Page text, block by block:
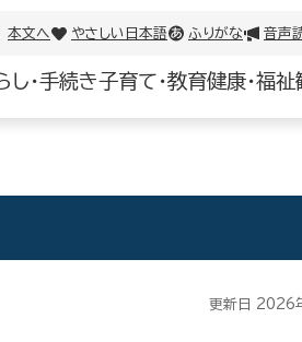
本文へ やさしい日本語 ふりがな 音声
し・手続き子育て・教育健康・福祉
更新日 2026